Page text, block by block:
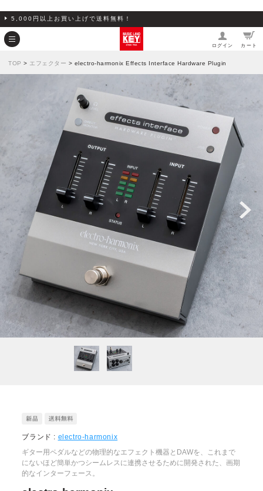
5,000円以上お買い上げで送料無料！
ログイン カート
TOP > エフェクター > electro-harmonix Effects Interface Hardware Plugin
ブランド : electro-harmonix
ギター用ペダルなどの物理的なエフェクト機器とDAWを、これまで
にないほど簡単かつシームレスに連携させるために開発された、画期
的なインターフェース。